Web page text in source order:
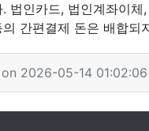
법인카드, 법인계좌이
간편결제 돈은 배합되
2026-05-14 01:02:06